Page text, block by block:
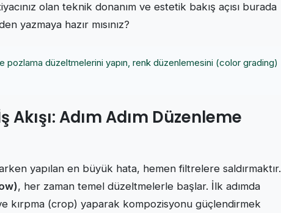
olan teknik donanım ve estetik bakış açısı burada
yazmaya hazır mısınız?
pozlama düzeltmelerini yapın, renk düzenlemesini (color grading)
Adım Adım Düzenleme
yapılan en büyük hata, hemen filtrelere saldırmaktır.
, her zaman temel düzeltmelerle başlar. İlk adımda
kırpma (crop) yaparak kompozisyonu güçlendirmek